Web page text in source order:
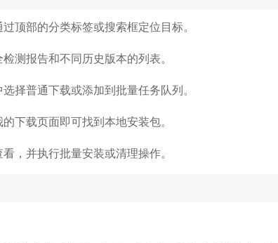
顶部的分类标签或搜索框定位目标。
测报告和不同历史版本的列表。
择普通下载或添加到批量任务队列。
下载页面即可找到本地安装包。
，并执行批量安装或清理操作。